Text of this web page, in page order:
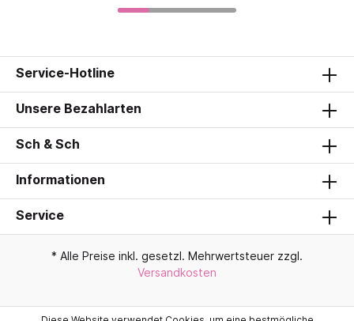
Service-Hotline
Unsere Bezahlarten
Sch & Sch
Informationen
Service
* Alle Preise inkl. gesetzl. Mehrwertsteuer zzgl.
Versandkosten